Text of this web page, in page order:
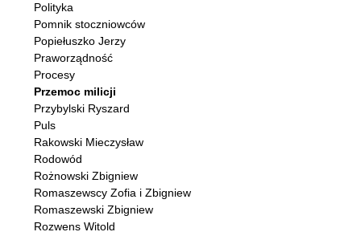
Polityka
Pomnik stoczniowców
Popiełuszko Jerzy
Praworządność
Procesy
Przemoc milicji
Przybylski Ryszard
Puls
Rakowski Mieczysław
Rodowód
Rożnowski Zbigniew
Romaszewscy Zofia i Zbigniew
Romaszewski Zbigniew
Rozwens Witold